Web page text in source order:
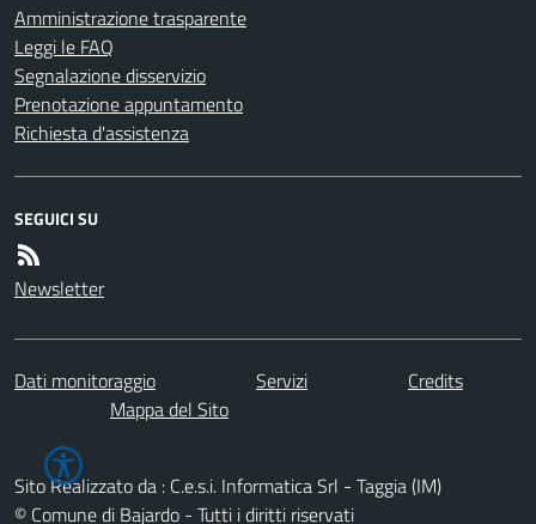
Amministrazione trasparente
Leggi le FAQ
Segnalazione disservizio
Prenotazione appuntamento
Richiesta d'assistenza
SEGUICI SU
Newsletter
Dati monitoraggio Servizi
Credits
Mappa del Sito
Sito Realizzato da : C.e.s.i. Informatica Srl - Taggia (IM)
© Comune di Bajardo - Tutti i diritti riservati